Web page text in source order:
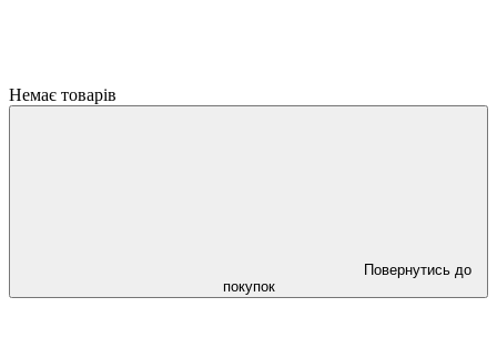
Немає товарів
Повернутись до
покупок